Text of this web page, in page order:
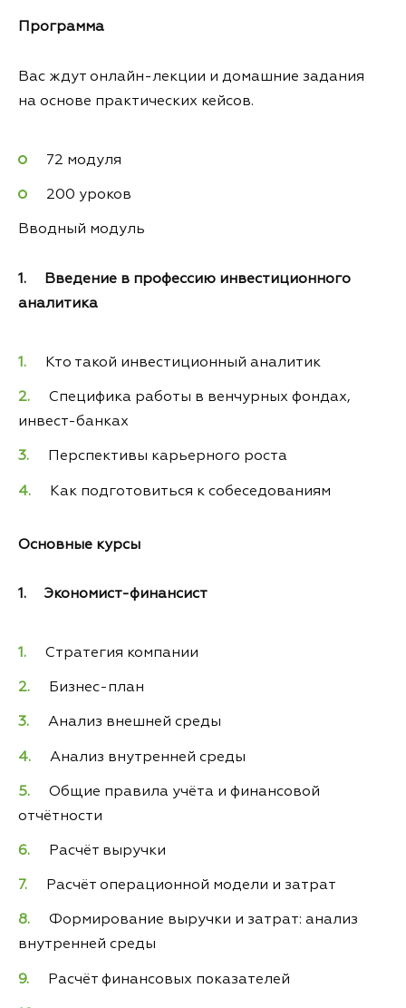
Программа
Вас ждут онлайн-лекции и домашние задания
на основе практических кейсов.
72 модуля
200 уроков
Вводный модуль
1. Введение в профессию инвестиционного
аналитика
Кто такой инвестиционный аналитик
Специфика работы в венчурных фондах,
инвест-банках
Перспективы карьерного роста
Как подготовиться к собеседованиям
Основные курсы
1. Экономист-финансист
Стратегия компании
Бизнес-план
Анализ внешней среды
Анализ внутренней среды
Общие правила учёта и финансовой
отчётности
Расчёт выручки
Расчёт операционной модели и затрат
Формирование выручки и затрат: анализ
внутренней среды
Расчёт финансовых показателей